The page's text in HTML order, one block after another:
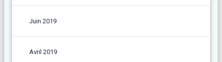
Juin 2019
Avril 2019